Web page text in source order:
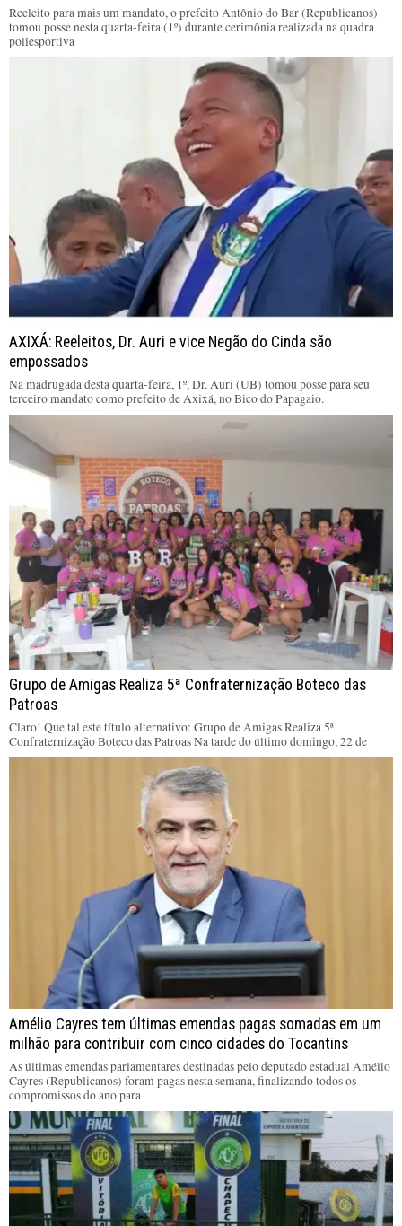
Reeleito para mais um mandato, o prefeito Antônio do Bar (Republicanos)
tomou posse nesta quarta-feira (1º) durante cerimônia realizada na quadra
poliesportiva
AXIXÁ: Reeleitos, Dr. Auri e vice Negão do Cinda são
empossados
Na madrugada desta quarta-feira, 1º, Dr. Auri (UB) tomou posse para seu
terceiro mandato como prefeito de Axixá, no Bico do Papagaio.
Grupo de Amigas Realiza 5ª Confraternização Boteco das
Patroas
Claro! Que tal este título alternativo: Grupo de Amigas Realiza 5ª
Confraternização Boteco das Patroas Na tarde do último domingo, 22 de
Amélio Cayres tem últimas emendas pagas somadas em um
milhão para contribuir com cinco cidades do Tocantins
As últimas emendas parlamentares destinadas pelo deputado estadual Amélio
Cayres (Republicanos) foram pagas nesta semana, finalizando todos os
compromissos do ano para